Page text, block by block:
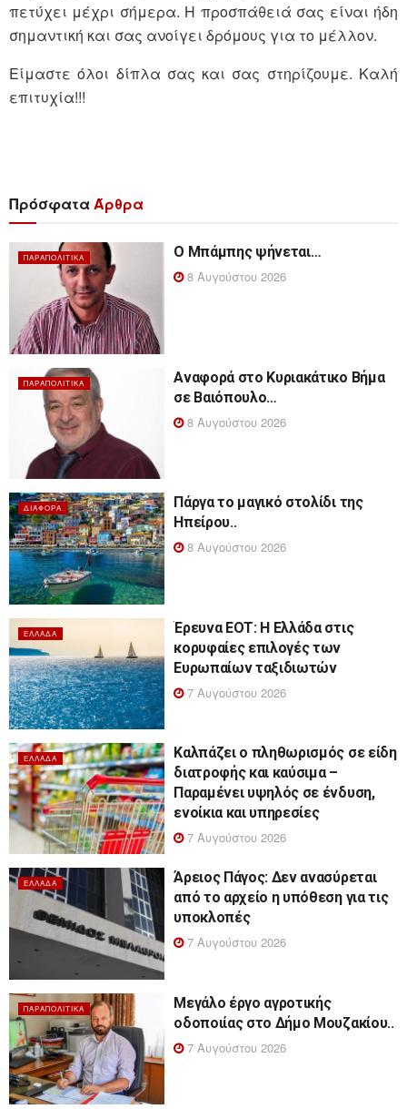
πετύχει μέχρι σήμερα. Η προσπάθειά σας είναι ήδη
σημαντική και σας ανοίγει δρόμους για το μέλλον.
Είμαστε όλοι δίπλα σας και σας στηρίζουμε. Καλή
επιτυχία!!!
ΠρόσφαταΆρθρα
ΠΑΡΑΠΟΛΙΤΙΚΆ
Ο Μπάμπης ψήνεται…
8 Αυγούστου 2026
ΠΑΡΑΠΟΛΙΤΙΚΆ
Αναφορά στο Κυριακάτικο Βήμα
σε Βαιόπουλο…
8 Αυγούστου 2026
ΔΙΆΦΟΡΑ
Πάργα το μαγικό στολίδι της
Ηπείρου..
8 Αυγούστου 2026
ΕΛΛΆΔΑ
Έρευνα ΕΟΤ: Η Ελλάδα στις
κορυφαίες επιλογές των
Ευρωπαίων ταξιδιωτών
7 Αυγούστου 2026
ΕΛΛΆΔΑ
Καλπάζει ο πληθωρισμός σε είδη
διατροφής και καύσιμα –
Παραμένει υψηλός σε ένδυση,
ενοίκια και υπηρεσίες
7 Αυγούστου 2026
ΕΛΛΆΔΑ
Άρειος Πάγος: Δεν ανασύρεται
από το αρχείο η υπόθεση για τις
υποκλοπές
7 Αυγούστου 2026
ΠΑΡΑΠΟΛΙΤΙΚΆ
Μεγάλο έργο αγροτικής
οδοποιίας στο Δήμο Μουζακίου..
7 Αυγούστου 2026